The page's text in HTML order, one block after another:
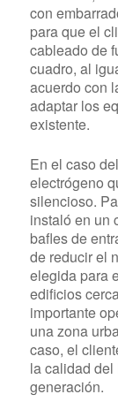
con
para que el
cableado de
cuadro, al
acuerdo con
adaptar los
existente.
En el caso
electrógeno
silencioso.
instaló en un
bafles de
de reducir el
elegida para
edificios
importante
una zona
caso, el
la calidad del
generación.